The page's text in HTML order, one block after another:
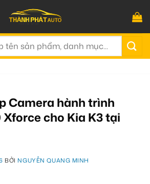
Camera hành trình
cho Kia K3 tại
BỞI NGUYỄN QUANG MINH